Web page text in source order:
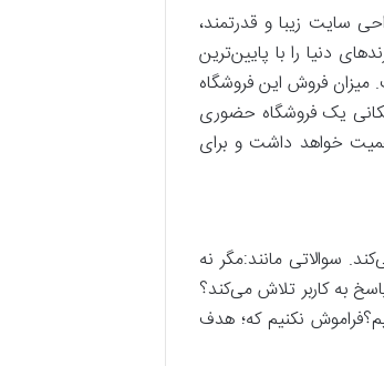
سایت زیبا و قدرتمند،
دنیا را با پایین‌ترین
فروش این فروشگاه
مکانی یک فروشگاه حضوری
خواهد داشت و برای
سوالاتی مانند:مگر نه
به کاربر تلاش می‌کند؟
نکنیم که؛ هدف